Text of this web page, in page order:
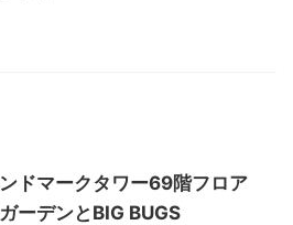
ドマークタワー69階フロア
ーデンとBIG BUGS